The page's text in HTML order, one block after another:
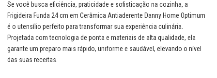
Se você busca eficiência, praticidade e sofisticação na cozinha, a
Frigideira Funda 24 cm em Cerâmica Antiaderente Danny Home Optimum
é o utensílio perfeito para transformar sua experiência culinária.
Projetada com tecnologia de ponta e materiais de alta qualidade, ela
garante um preparo mais rápido, uniforme e saudável, elevando o nível
das suas receitas.